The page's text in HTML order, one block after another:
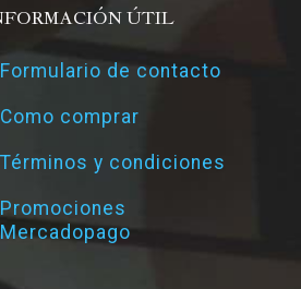
ÚTIL
Formulario de contacto
Como comprar
Términos y condiciones
Promociones
Mercadopago